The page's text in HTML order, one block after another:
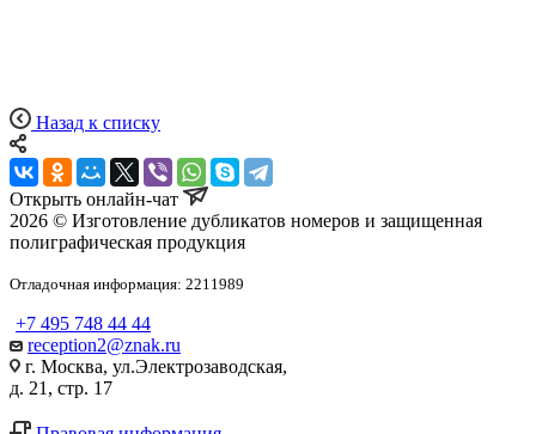
Назад к списку
Открыть онлайн-чат
2026 © Изготовление дубликатов номеров и защищенная
полиграфическая продукция
Отладочная информация: 2211989
+7 495 748 44 44
reception2@znak.ru
г. Москва, ул.Электрозаводская,
д. 21, стр. 17